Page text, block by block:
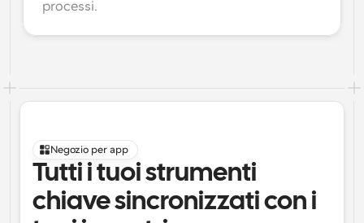
processi.
Negozio per app
Tutti i tuoi strumenti
chiave sincronizzati con i